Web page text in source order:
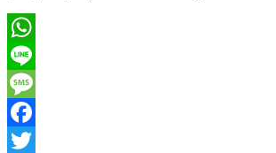
WhatsApp
Line
Message
Facebook